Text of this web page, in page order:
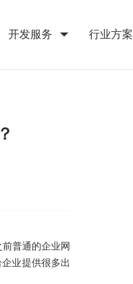
开发服务 行业方案
普通的企业网
业提供很多出